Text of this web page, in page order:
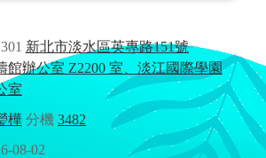
新北市淡水區英專路151號
館辦公室 Z2200 室、淡江國際學園
室
樺分機 3482
08-02